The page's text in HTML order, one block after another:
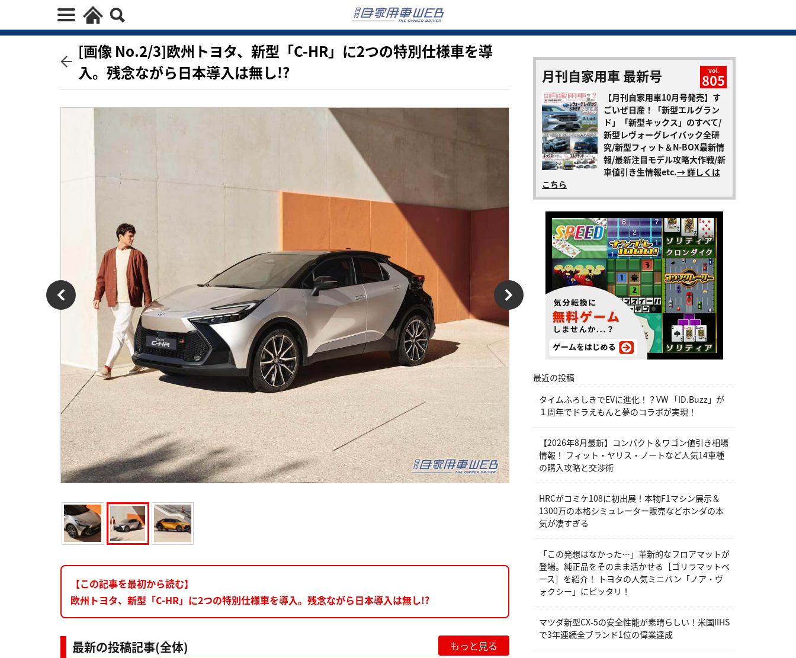
[画像 No.2/3]欧州トヨタ、新型「C-HR」に2つの特別仕様車を導
入。残念ながら日本導入は無し!?
【この記事を最初から読む】
欧州トヨタ、新型「C-HR」に2つの特別仕様車を導入。残念ながら日本導入は無し!?
最新の投稿記事(全体) もっと見る
月刊自家用車 最新号 vol.
805
【月刊自家用車10月号発売】す
ごいぜ日産！「新型エルグラン
ド」「新型キックス」のすべて/
新型レヴォーグレイバック全研
究/新型フィット＆N-BOX最新情
報/最新注目モデル攻略大作戦/新
車値引き生情報etc.→ 詳しくは
こちら
最近の投稿
タイムふろしきでEVに進化！？VW 「ID.Buzz」が
１周年でドラえもんと夢のコラボが実現！
【2026年8月最新】コンパクト＆ワゴン値引き相場
情報！ フィット・ヤリス・ノートなど人気14車種
の購入攻略と交渉術
HRCがコミケ108に初出展！本物F1マシン展示＆
1300万の本格シミュレーター販売などホンダの本
気が凄すぎる
「この発想はなかった…」革新的なフロアマットが
登場。純正品をそのまま活かせる［ゴリラマットベ
ース］を紹介！ トヨタの人気ミニバン「ノア・ヴ
ォクシー」にピッタリ！
マツダ新型CX-5の安全性能が素晴らしい！米国IIHS
で3年連続全ブランド1位の偉業達成